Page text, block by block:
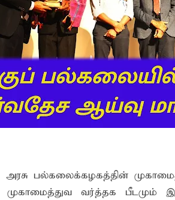
எம். எம். பாஸில்
அறுவடைக்குத் தயாராகவிருந்த நெல்
ஓர் பெருமை
ஒன்பது அமர்வுகள்; 3,397
ஆண்டு பவள விழா
மாணவர்களுக்கு தென்கிழக்குப்
அரசு பல்கலைக்கழகத்தின்
வர்த்தக பீடமும்